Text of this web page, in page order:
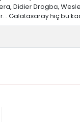
Didier Drogba,
Galatasaray hiç bu